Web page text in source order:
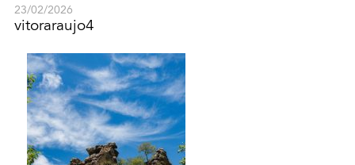
23/02/2026
vitoraraujo4